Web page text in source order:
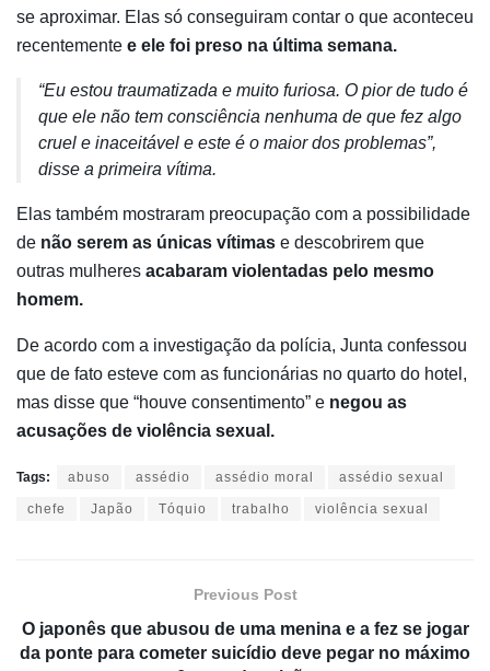
se aproximar. Elas só conseguiram contar o que aconteceu
recentemente e ele foi preso na última semana.
“Eu estou traumatizada e muito furiosa. O pior de tudo é
que ele não tem consciência nenhuma de que fez algo
cruel e inaceitável e este é o maior dos problemas”,
disse a primeira vítima.
Elas também mostraram preocupação com a possibilidade
de não serem as únicas vítimas e descobrirem que
outras mulheres acabaram violentadas pelo mesmo
homem.
De acordo com a investigação da polícia, Junta confessou
que de fato esteve com as funcionárias no quarto do hotel,
mas disse que “houve consentimento” e negou as
acusações de violência sexual.
Tags: abuso assédio assédio moral assédio sexual
chefe Japão Tóquio trabalho violência sexual
Previous Post
O japonês que abusou de uma menina e a fez se jogar
da ponte para cometer suicídio deve pegar no máximo